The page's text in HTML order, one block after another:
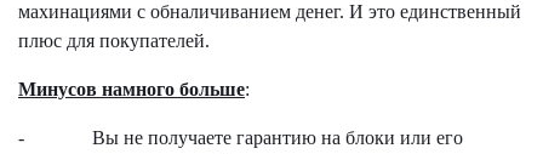
махинациями с обналичиванием денег. И это единственный
плюс для покупателей.
Минусов намного больше:
- Вы не получаете гарантию на блоки или его